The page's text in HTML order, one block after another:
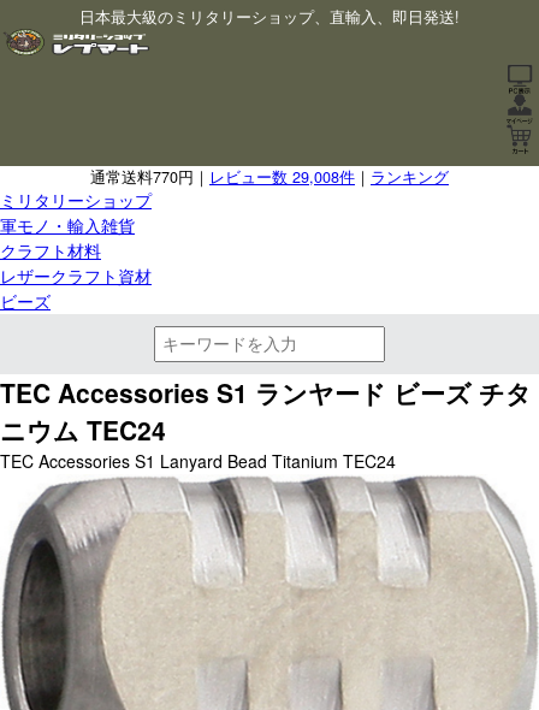
日本最大級のミリタリーショップ、直輸入、即日発送!
通常送料770円｜ レビュー数 29,008件 ｜ ランキング
ミリタリーショップ
軍モノ・輸入雑貨
クラフト材料
レザークラフト資材
ビーズ
TEC Accessories S1 ランヤード ビーズ チタ
ニウム TEC24
TEC Accessories S1 Lanyard Bead Titanium TEC24